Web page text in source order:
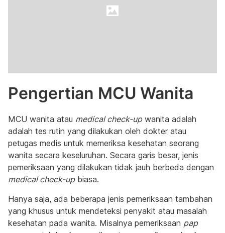
Pengertian MCU Wanita
MCU wanita atau medical check-upwanita adalah
adalah tes rutin yang dilakukan oleh dokter atau
petugas medis untuk memeriksa kesehatan seorang
wanita secara keseluruhan. Secara garis besar, jenis
pemeriksaan yang dilakukan tidak jauh berbeda dengan
medical check-upbiasa.
Hanya saja, ada beberapa jenis pemeriksaan tambahan
yang khusus untuk mendeteksi penyakit atau masalah
kesehatan pada wanita. Misalnya pemeriksaan pap